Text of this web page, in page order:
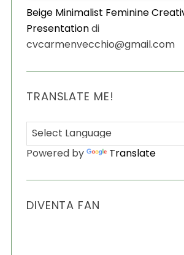
Beige Minimalist Feminine
Presentationdi
cvcarmenvecchio@gmail.com
TRANSLATE ME!
Powered by Translate
DIVENTA FAN
a
r
c
f
r